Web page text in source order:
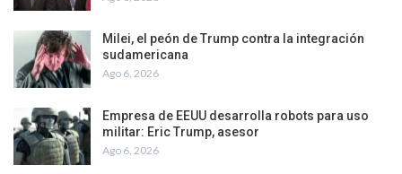
Milei, el peón de Trump contra la integración
sudamericana
Ago 6, 2026
Empresa de EEUU desarrolla robots para uso
militar: Eric Trump, asesor
Ago 6, 2026